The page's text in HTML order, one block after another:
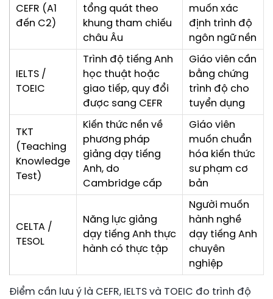
CEFR (A1
đến C2)
tổng quát theo
khung tham chiếu
châu Âu
muốn xác
định trình độ
ngôn ngữ nền
IELTS /
TOEIC
Trình độ tiếng Anh
học thuật hoặc
giao tiếp, quy đổi
được sang CEFR
Giáo viên cần
bằng chứng
trình độ cho
tuyển dụng
TKT
(Teaching
Knowledge
Test)
Kiến thức nền về
phương pháp
giảng dạy tiếng
Anh, do
Cambridge cấp
Giáo viên
muốn chuẩn
hóa kiến thức
sư phạm cơ
bản
CELTA /
TESOL
Năng lực giảng
dạy tiếng Anh thực
hành có thực tập
Người muốn
hành nghề
dạy tiếng Anh
chuyên
nghiệp
Điểm cần lưu ý là CEFR, IELTS và TOEIC đo trình độ